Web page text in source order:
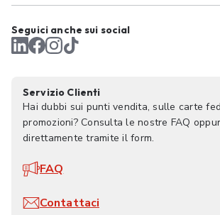
Seguici anche sui social
Servizio Clienti
Hai dubbi sui punti vendita, sulle carte
promozioni? Consulta le nostre FAQ
direttamente tramite il form.
FAQ
Contattaci